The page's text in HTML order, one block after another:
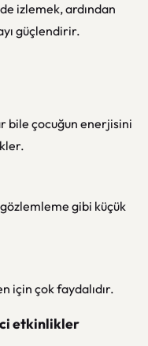
izlemek, ardından
güçlendirir.
bile çocuğun enerjisini
gibi küçük
için çok faydalıdır.
etkinlikler